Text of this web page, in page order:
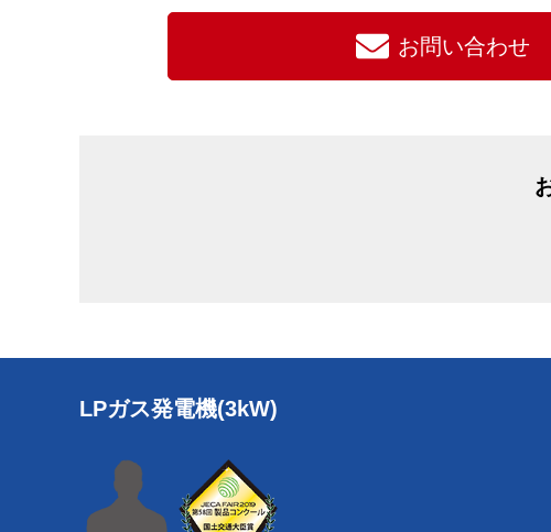
お問い合わせ
LPガス発電機(3kW)